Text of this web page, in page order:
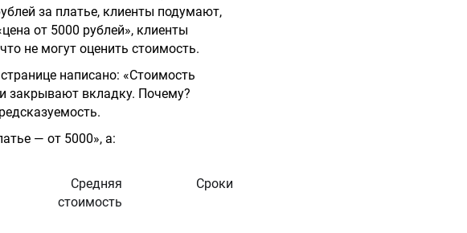
за платье, клиенты подумают,
от 5000 рублей», клиенты
не могут оценить стоимость.
написано: «Стоимость
закрывают вкладку. Почему?
— от 5000», а:
Средняя
стоимость
Сроки